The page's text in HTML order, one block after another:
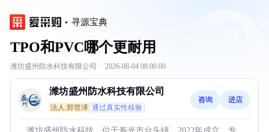
寻源宝典
TPO和PVC哪个更耐用
潍坊盛州防水科技有限公司 · 2026-08-04 08:00:00
潍坊盛州防水科技有限公司
法人:郑世泽 通过真实性核验
咨询 进店